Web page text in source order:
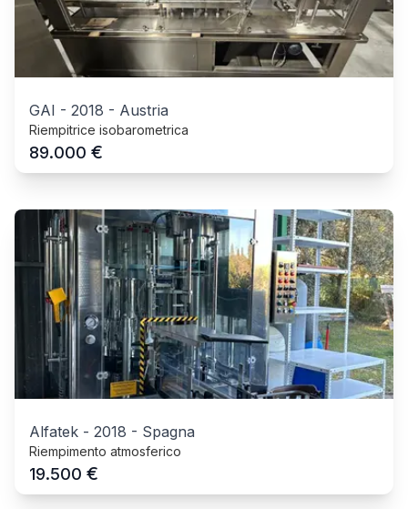
GAI - 2018 - Austria
Riempitrice isobarometrica
89.000 €
Alfatek - 2018 - Spagna
Riempimento atmosferico
19.500 €